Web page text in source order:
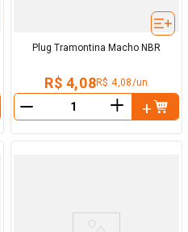
Plug Tramontina Macho NBR
R$ 4,08R$ 4,08/un
＋